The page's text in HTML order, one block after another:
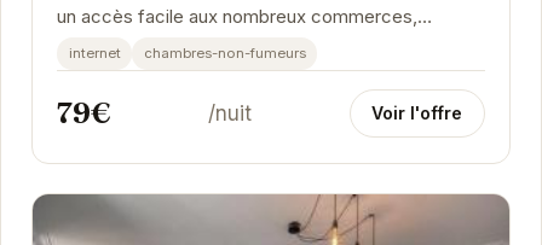
un accès facile aux nombreux commerces,
restaurants et sites culturels de Grenoble. Cet...
internet chambres-non-fumeurs
79€ /nuit Voir l'offre